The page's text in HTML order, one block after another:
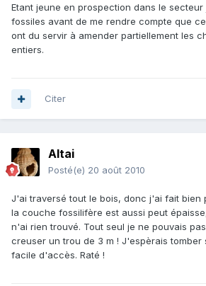
Etant jeune en prospection dans le
fossiles avant de me rendre compte que
ont du servir à amender partiellement les
entiers.
Citer
Altai
Posté(e) 20 août 2010
J'ai traversé tout le bois, donc j'ai fait bien
la couche fossilifère est aussi peut
n'ai rien trouvé. Tout seul je ne pouvais
creuser un trou de 3 m ! J'espèrais tomber
facile d'accès. Raté !